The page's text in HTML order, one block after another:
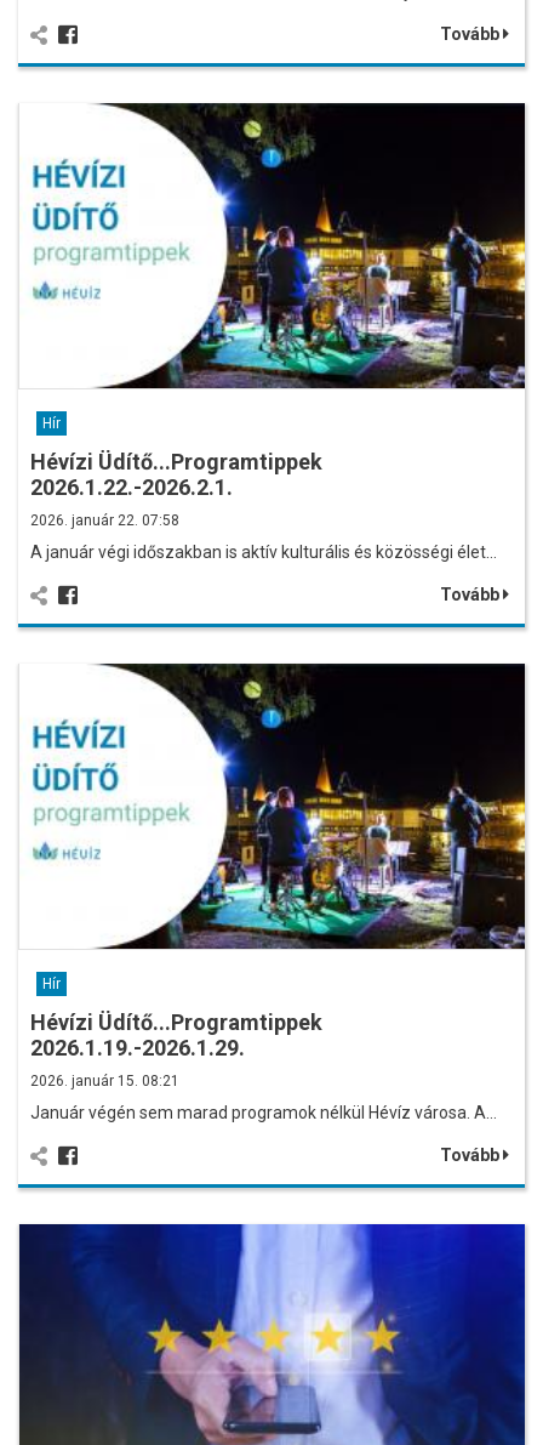
Tovább
Hír
Hévízi Üdítő...Programtippek
2026.1.22.-2026.2.1.
2026. január 22. 07:58
A január végi időszakban is aktív kulturális és közösségi élet…
Tovább
Hír
Hévízi Üdítő...Programtippek
2026.1.19.-2026.1.29.
2026. január 15. 08:21
Január végén sem marad programok nélkül Hévíz városa. A…
Tovább